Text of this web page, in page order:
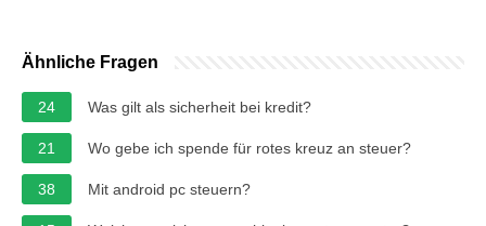
Ähnliche Fragen
24 Was gilt als sicherheit bei kredit?
21 Wo gebe ich spende für rotes kreuz an steuer?
38 Mit android pc steuern?